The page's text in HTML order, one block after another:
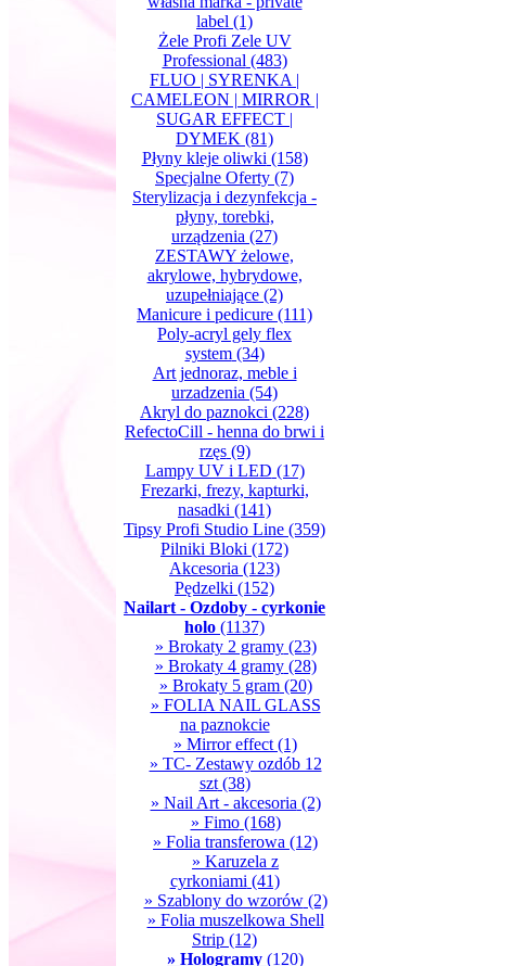
label (1)
Żele Profi Zele UV
Professional (483)
FLUO | SYRENKA |
CAMELEON | MIRROR |
SUGAR EFFECT |
DYMEK (81)
Płyny kleje oliwki (158)
Specjalne Oferty (7)
Sterylizacja i dezynfekcja -
płyny, torebki,
urządzenia (27)
ZESTAWY żelowe,
akrylowe, hybrydowe,
uzupełniające (2)
Manicure i pedicure (111)
Poly-acryl gely flex
system(34)
Art jednoraz, meble i
urzadzenia (54)
Akryl do paznokci (228)
RefectoCill - henna do brwi i
rzęs(9)
Lampy UV i LED (17)
Frezarki, frezy, kapturki,
nasadki (141)
Tipsy Profi Studio Line (359)
Pilniki Bloki (172)
Akcesoria (123)
Pędzelki (152)
Nailart - Ozdoby - cyrkonie
holo (1137)
» Brokaty 2 gramy(23)
» Brokaty 4 gramy(28)
» Brokaty 5 gram(20)
» FOLIA NAIL GLASS
na paznokcie
» Mirror effect (1)
» TC- Zestawy ozdób 12
szt(38)
» Nail Art - akcesoria (2)
» Fimo(168)
» Folia transferowa (12)
» Karuzela z
cyrkoniami (41)
» Szablony do wzorów(2)
» Folia muszelkowa Shell
Strip (12)
» Hologramy (120)